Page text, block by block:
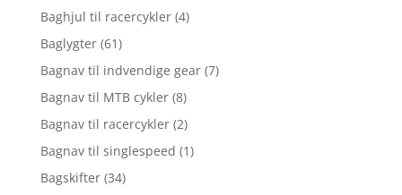
Baghjul til racercykler (4)
Baglygter (61)
Bagnav til indvendige gear (7)
Bagnav til MTB cykler (8)
Bagnav til racercykler (2)
Bagnav til singlespeed (1)
Bagskifter (34)